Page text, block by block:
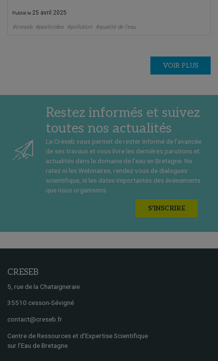
Publié le 25 avril 2025
#creseb #pesticides #pollution #qualité de l'eau
VOIR PLUS
Restez informés et suivez
toutes nos actualités
Le Creseb vous permet de rester informé de l'avancée
de ses travaux et vous livre les dernières parutions et
actualités dans le domaine de l'eau en Bretagne. Ne
ratez ni les Webinaires, rendez vous de dialogues
scientifique, ni les dates importantes des événements
que nous organisons.
S'INSCRIRE
CRESEB
5, rue de la Chataigneraie
35510 cesson-Sévigné
contact@creseb.fr
Centre de Ressources et d’Expertise Scientifique
sur l’Eau de Bretagne